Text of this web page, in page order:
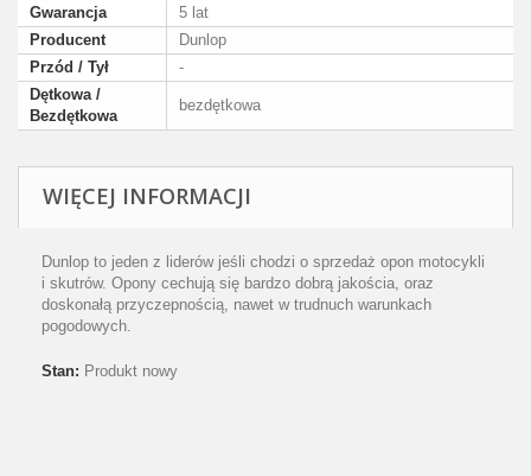
Gwarancja
5 lat
Producent
Dunlop
Przód / Tył
-
Dętkowa /
Bezdętkowa
bezdętkowa
WIĘCEJ INFORMACJI
Dunlop to jeden z liderów jeśli chodzi o sprzedaż opon motocykli
i skutrów. Opony cechują się bardzo dobrą jakościa, oraz
doskonałą przyczepnością, nawet w trudnuch warunkach
pogodowych.
Stan: Produkt nowy